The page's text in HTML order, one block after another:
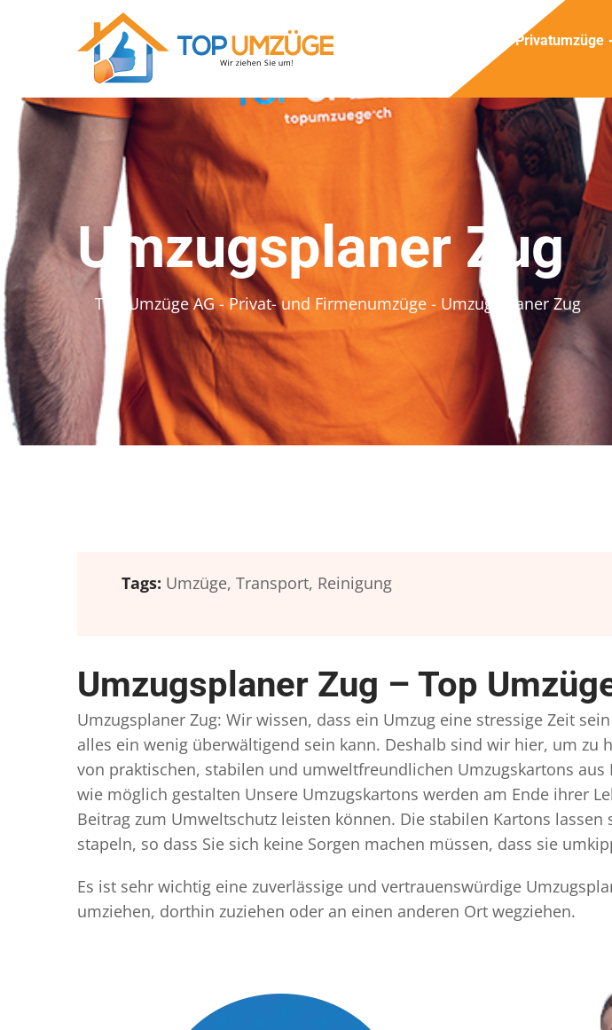
Privatumzüge
Umzugsplaner Zug
Top Umzüge AG - Privat- und Firmenumzüge - Umzugsplaner Zug
Tags: Umzüge, Transport, Reinigung
Umzugsplaner Zug – Top
Umzugsplaner Zug: Wir wissen, dass ein Umzug eine stressige Zeit
alles ein wenig überwältigend sein kann. Deshalb sind wir hier, um
von praktischen, stabilen und umweltfreundlichen Umzugskartons
wie möglich gestalten Unsere Umzugskartons werden am Ende ihrer
Beitrag zum Umweltschutz leisten können. Die stabilen Kartons
stapeln, so dass Sie sich keine Sorgen machen müssen, dass sie
Es ist sehr wichtig eine zuverlässige und vertrauenswürdige
umziehen, dorthin zuziehen oder an einen anderen Ort wegziehen.